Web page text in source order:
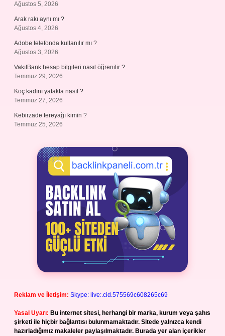
Ağustos 5, 2026
Arak rakı aynı mı ?
Ağustos 4, 2026
Adobe telefonda kullanılır mı ?
Ağustos 3, 2026
VakıfBank hesap bilgileri nasıl öğrenilir ?
Temmuz 29, 2026
Koç kadını yatakta nasıl ?
Temmuz 27, 2026
Kebirzade tereyağı kimin ?
Temmuz 25, 2026
Reklam ve İletişim: Skype: live:.cid.575569c608265c69
Yasal Uyarı: Bu internet sitesi, herhangi bir marka, kurum veya şahıs
şirketi ile hiçbir bağlantısı bulunmamaktadır. Sitede yalnızca kendi
hazırladığımız makaleler paylaşılmaktadır. Burada yer alan içerikler